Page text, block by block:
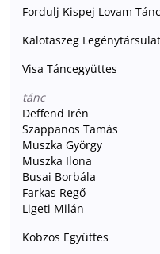
Fordulj Kispej Lovam
Kalotaszeg Legénytársulat
Visa Táncegyüttes
tánc
Deffend Irén
Szappanos Tamás
Muszka György
Muszka Ilona
Busai Borbála
Farkas Regő
Ligeti Milán
Kobzos Együttes